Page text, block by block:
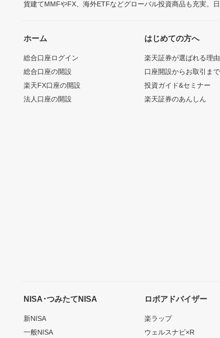
貨建てMMFやFX、海外ETFなどグローバル投資商品も充実。
ホーム
総合口座ログイン
総合口座の開設
楽天FX口座の開設
法人口座の開設
はじめての方へ
楽天証券が選ばれる理由
口座開設からお取引ま
投資ガイド&セミナー
楽天証券のあんしん
NISA･つみたてNISA
新NISA
一般NISA
ロボアドバイザー
楽ラップ
ウェルスナビ×R